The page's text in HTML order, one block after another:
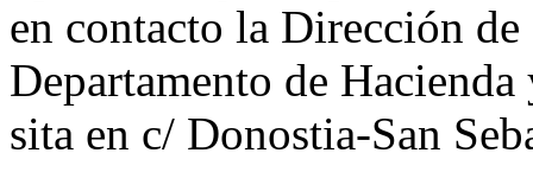
en contacto la Dirección
Departamento de
sita en c/ Donostia-San